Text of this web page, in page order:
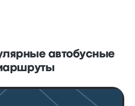
автобусные